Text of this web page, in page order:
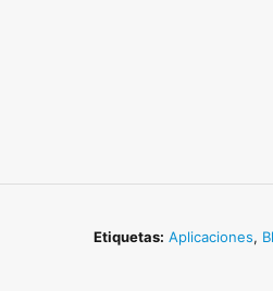
Etiquetas: Aplicaciones,